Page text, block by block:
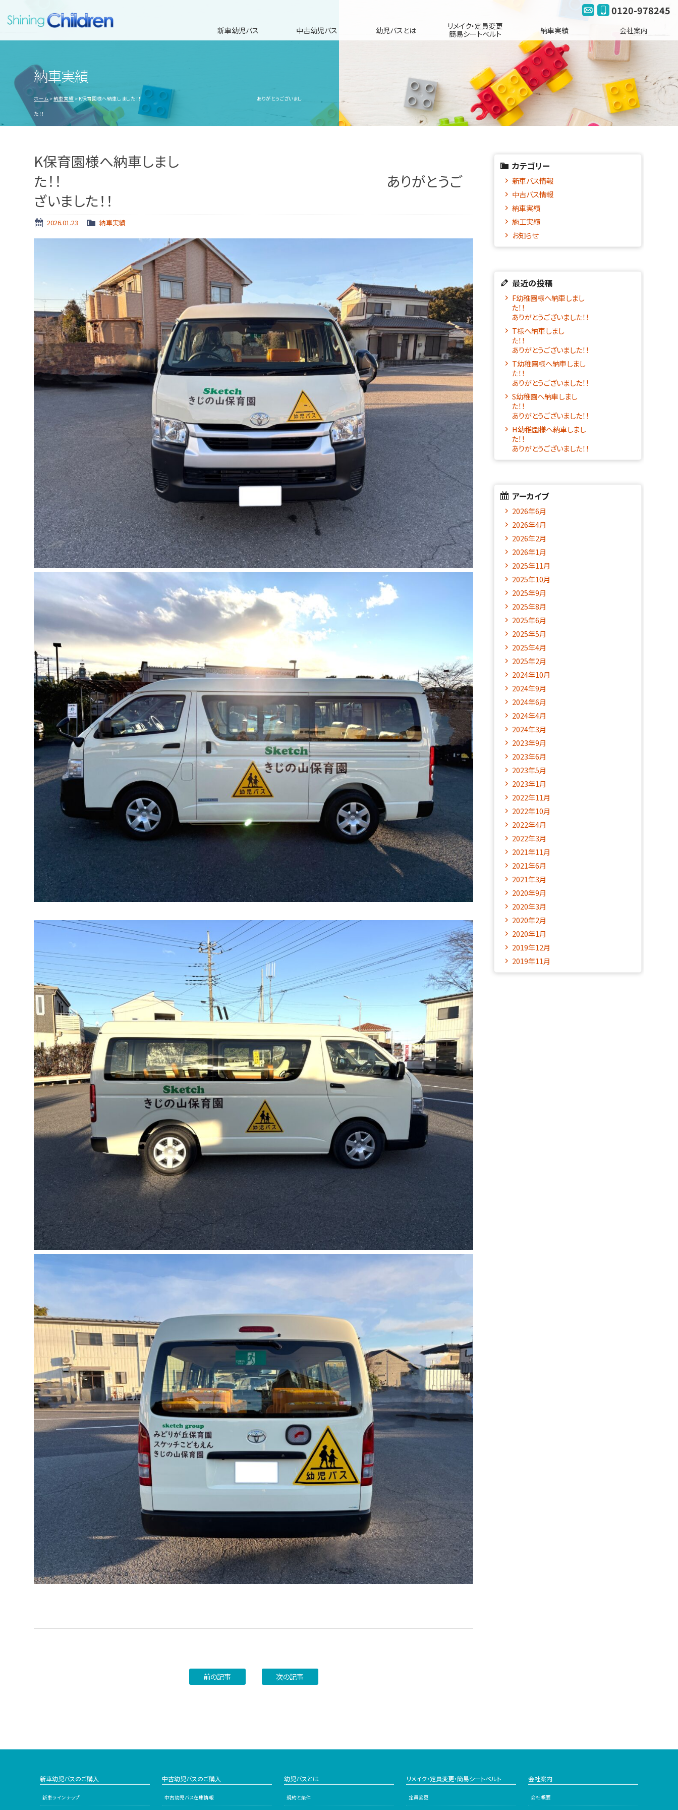
0120-978245
新車幼児バス 中古幼児バス 幼児バスとは
リメイク・定員変更
簡易シートベルト
納車実績 会社案内
納車実績
ホーム 納車実績 K保育園様へ納車しました！！ ありがとうございまし
た！！
K保育園様へ納車しまし
た！！ ありがとうご
ざいました！！
2026.01.23 納車実績
前の記事 次の記事
カテゴリー
新車バス情報
中古バス情報
納車実績
施工実績
お知らせ
最近の投稿
F幼稚園様へ納車しまし
た！！
ありがとうございました！！
T様へ納車しまし
た！
ありがとうございました！！
T幼稚園様へ納車しまし
た！！
ありがとうございました！！
S幼稚園へ納車しまし
た！！
ありがとうございました！！
H幼稚園様へ納車しまし
た！！
ありがとうございました！！
アーカイブ
2026年6月
2026年4月
2026年2月
2026年1月
2025年11月
2025年10月
2025年9月
2025年8月
2025年6月
2025年5月
2025年4月
2025年2月
2024年10月
2024年9月
2024年6月
2024年4月
2024年3月
2023年9月
2023年6月
2023年5月
2023年1月
2022年11月
2022年10月
2022年4月
2022年3月
2021年11月
2021年6月
2021年3月
2020年9月
2020年3月
2020年2月
2020年1月
2019年12月
2019年11月
新車幼児バスのご購入
新車ラインナップ
中古幼児バスのご購入
中古幼児バス在庫情報
幼児バスとは
規約と条件
リメイク・定員変更・簡易シートベルト
定員変更
会社案内
会社概要